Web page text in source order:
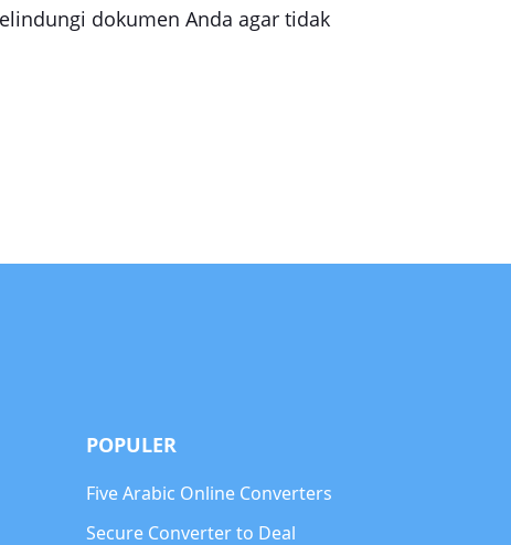
dokumen Anda agar tidak
POPULER
Five Arabic Online Converters
Secure Converter to Deal